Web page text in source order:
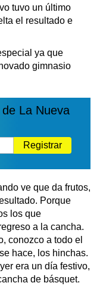
tuvo un último
el resultado e
ya que
gimnasio
La Nueva
Registrar
ve que da frutos,
Porque
los que
a la cancha.
conozco a todo el
hace, los hinchas.
era un día festivo,
de básquet.